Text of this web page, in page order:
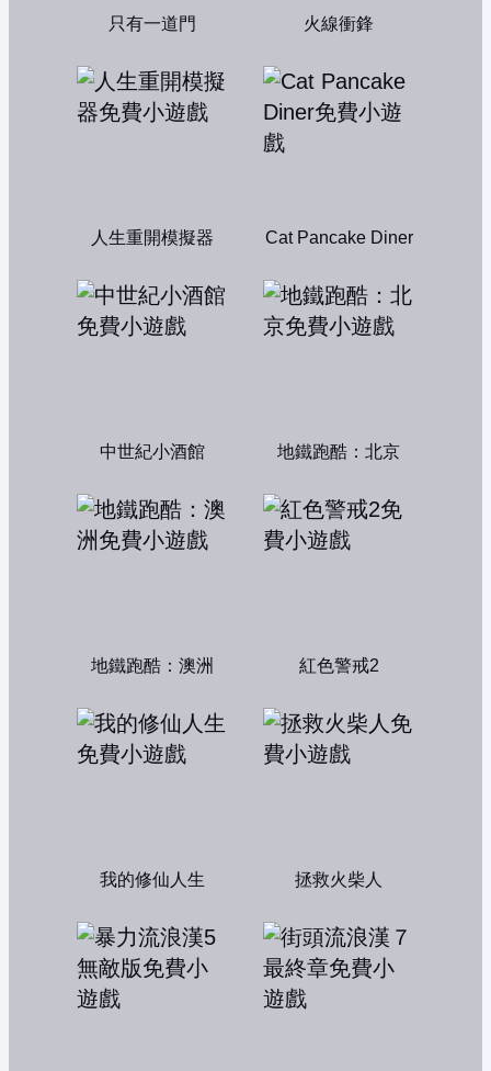
只有一道門 火線衝鋒
人生重開模擬器 Cat Pancake Diner
中世紀小酒館 地鐵跑酷：北京
地鐵跑酷：澳洲 紅色警戒2
我的修仙人生 拯救火柴人